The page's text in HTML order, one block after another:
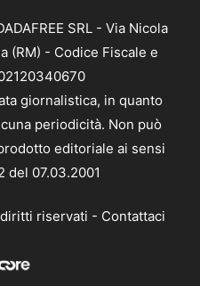
SRL - Via Nicola
(RM) - Codice Fiscale e
giornalistica, in quanto
periodicità. Non può
editoriale ai sensi
del 07.03.2001
riservati - Contattaci